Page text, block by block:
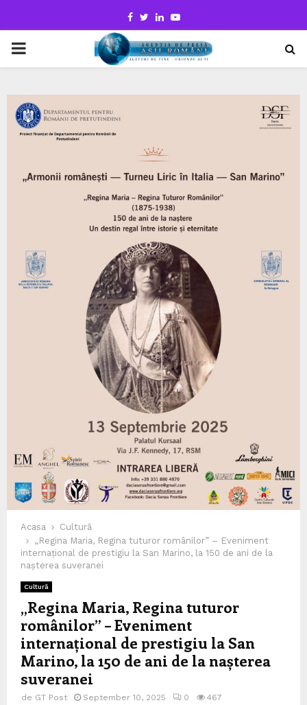
Facebook
TwitterLinkedinYoutube
PRIMARY
Acasa
Cultură
„Regina Maria, Regina tuturor românilor” – Eveniment
internațional de prestigiu la San Marino, la 150 de ani de la
nașterea suveranei
Cultură
„Regina Maria, Regina tuturor
românilor” – Eveniment
internațional de prestigiu la San
Marino, la 150 de ani de la nașterea
suveranei
de GT Post September 10, 2025 0 467